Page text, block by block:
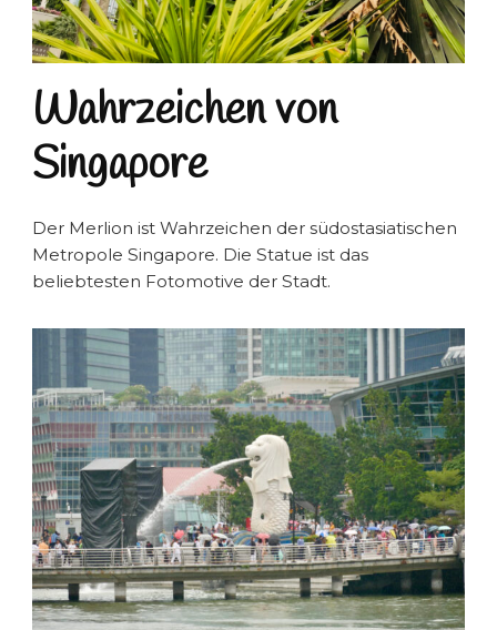
Wahrzeichen von
Singapore
Der Merlion ist Wahrzeichen der südostasiatischen
Metropole Singapore. Die Statue ist das
beliebtesten Fotomotive der Stadt.